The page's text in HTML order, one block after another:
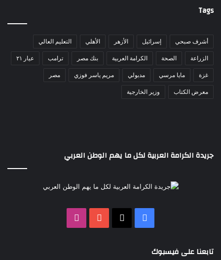
Tags
أشرف صبحي إسرائيل الأزهر الأهلي التعليم العالي
الزراعة الصحة الكرامة العربية بنك مصر ترامب عيار ٢١
غزة مايا مرسي مدبولي مريم ياسر فوزي مصر
معرض الكتاب وزير الخارجية
جريدة الكرامة العربية لكل ما يهم الوطن العربي
فيسبوك ‫YouTube
تابعنا على فيسبوك